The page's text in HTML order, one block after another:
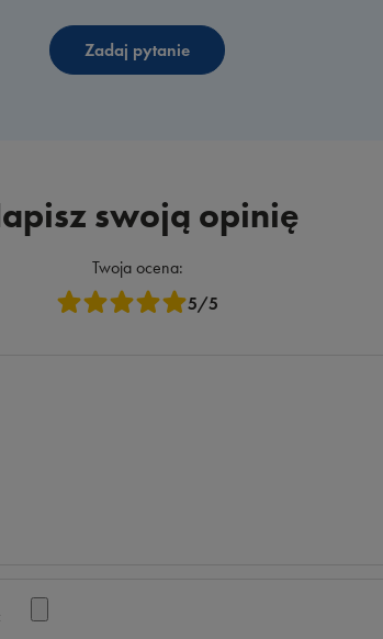
Zadaj pytanie
swoją opinię
Twoja ocena:
5/5